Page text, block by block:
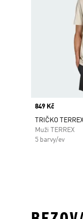
Price
849 Kč
TRIČKO
Muži TERREX
5 barvy/ev